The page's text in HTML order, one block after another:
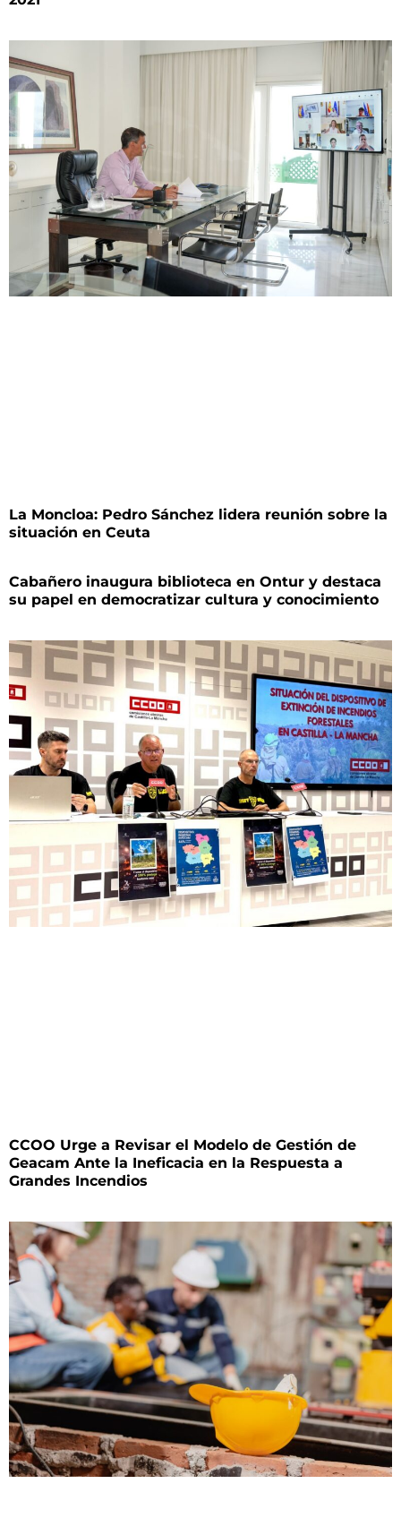
La Moncloa: Pedro Sánchez lidera reunión sobre la
situación en Ceuta
Cabañero inaugura biblioteca en Ontur y destaca
su papel en democratizar cultura y conocimiento
CCOO Urge a Revisar el Modelo de Gestión de
Geacam Ante la Ineficacia en la Respuesta a
Grandes Incendios